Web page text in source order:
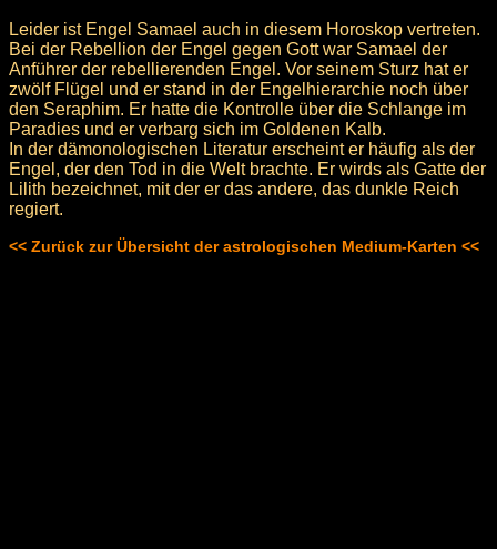
Leider ist Engel Samael auch in diesem Horoskop vertreten.
Bei der Rebellion der Engel gegen Gott war Samael der
Anführer der rebellierenden Engel. Vor seinem Sturz hat er
zwölf Flügel und er stand in der Engelhierarchie noch über
den Seraphim. Er hatte die Kontrolle über die Schlange im
Paradies und er verbarg sich im Goldenen Kalb.
In der dämonologischen Literatur erscheint er häufig als der
Engel, der den Tod in die Welt brachte. Er wirds als Gatte der
Lilith bezeichnet, mit der er das andere, das dunkle Reich
regiert.
<< Zurück zur Übersicht der astrologischen Medium-Karten <<